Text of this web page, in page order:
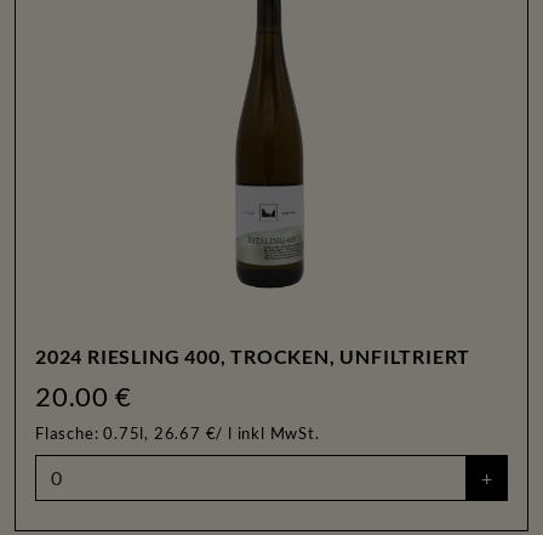
2024 RIESLING 400, TROCKEN, UNFILTRIERT
20.00 €
Flasche: 0.75l, 26.67 €/ l inkl MwSt.
+